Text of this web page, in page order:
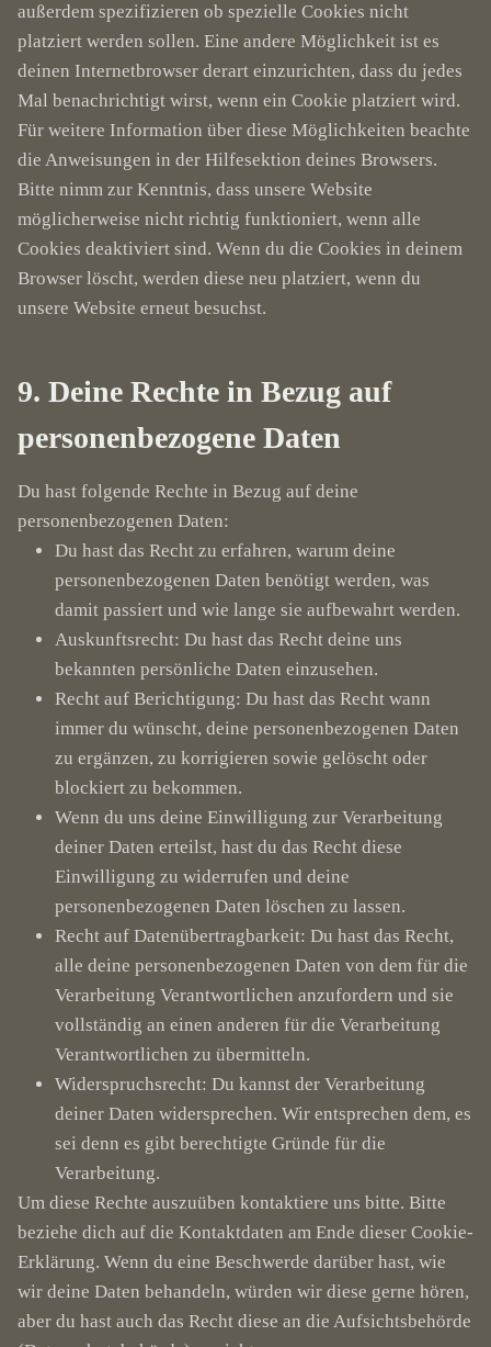
außerdem spezifizieren ob spezielle Cookies nicht
platziert werden sollen. Eine andere Möglichkeit ist es
deinen Internetbrowser derart einzurichten, dass du jedes
Mal benachrichtigt wirst, wenn ein Cookie platziert wird.
Für weitere Information über diese Möglichkeiten beachte
die Anweisungen in der Hilfesektion deines Browsers.
Bitte nimm zur Kenntnis, dass unsere Website
möglicherweise nicht richtig funktioniert, wenn alle
Cookies deaktiviert sind. Wenn du die Cookies in deinem
Browser löscht, werden diese neu platziert, wenn du
unsere Website erneut besuchst.
9. Deine Rechte in Bezug auf
personenbezogene Daten
Du hast folgende Rechte in Bezug auf deine
personenbezogenen Daten:
Du hast das Recht zu erfahren, warum deine
personenbezogenen Daten benötigt werden, was
damit passiert und wie lange sie aufbewahrt werden.
Auskunftsrecht: Du hast das Recht deine uns
bekannten persönliche Daten einzusehen.
Recht auf Berichtigung: Du hast das Recht wann
immer du wünscht, deine personenbezogenen Daten
zu ergänzen, zu korrigieren sowie gelöscht oder
blockiert zu bekommen.
Wenn du uns deine Einwilligung zur Verarbeitung
deiner Daten erteilst, hast du das Recht diese
Einwilligung zu widerrufen und deine
personenbezogenen Daten löschen zu lassen.
Recht auf Datenübertragbarkeit: Du hast das Recht,
alle deine personenbezogenen Daten von dem für die
Verarbeitung Verantwortlichen anzufordern und sie
vollständig an einen anderen für die Verarbeitung
Verantwortlichen zu übermitteln.
Widerspruchsrecht: Du kannst der Verarbeitung
deiner Daten widersprechen. Wir entsprechen dem, es
sei denn es gibt berechtigte Gründe für die
Verarbeitung.
Um diese Rechte auszuüben kontaktiere uns bitte. Bitte
beziehe dich auf die Kontaktdaten am Ende dieser Cookie-
Erklärung. Wenn du eine Beschwerde darüber hast, wie
wir deine Daten behandeln, würden wir diese gerne hören,
aber du hast auch das Recht diese an die Aufsichtsbehörde